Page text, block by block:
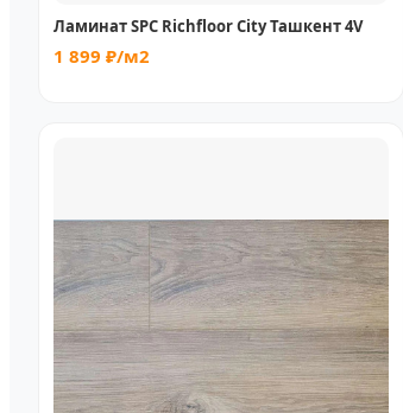
Ламинат SPC Richfloor City Ташкент 4V
1 899 ₽/м2